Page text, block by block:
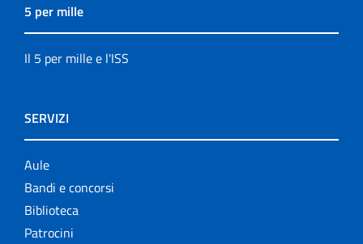
5 per mille
Il 5 per mille e l'ISS
SERVIZI
Aule
Bandi e concorsi
Biblioteca
Patrocini